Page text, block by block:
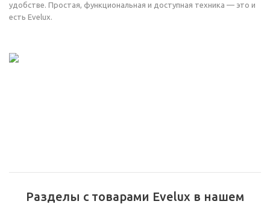
удобстве. Простая, функциональная и доступная техника — это и
есть Evelux.
Разделы с товарами Evelux в нашем